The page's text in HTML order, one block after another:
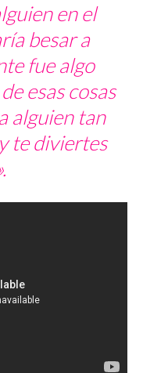
en el
besar a
fue algo
esas cosas
alguien tan
te diviertes